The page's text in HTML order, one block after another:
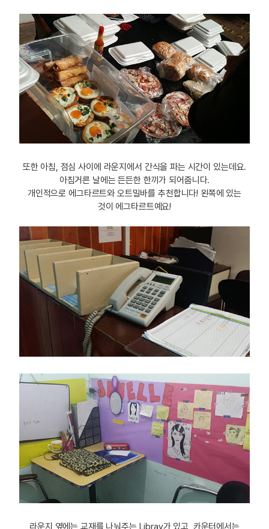
또한 아침, 점심 사이에 라운지에서 간식을 파는 시간이 있는데요.
아침거른 날에는 든든한 한끼가 되어줍니다.
개인적으로 에그타르트와 오트밀바를 추천합니다! 왼쪽에 있는
것이 에그타르트예요!
라운지 옆에는 교재를 나눠주는 Libray가 있고, 카운터에서는